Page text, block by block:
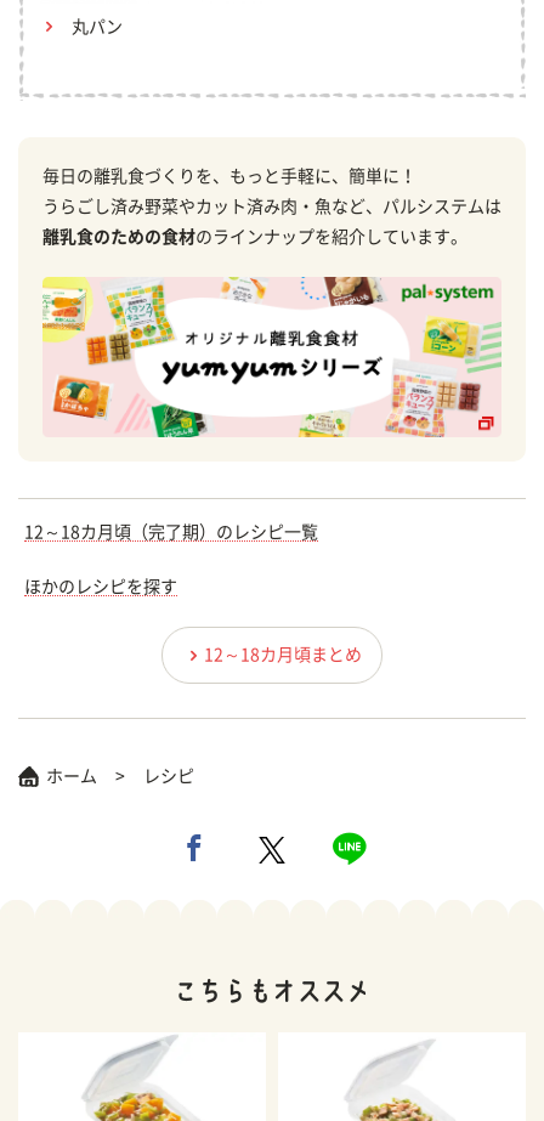
丸パン
毎日の離乳食づくりを、もっと手軽に、簡単に！
うらごし済み野菜やカット済み肉・魚など、パルシステムは
離乳食のための食材のラインナップを紹介しています。
12～18カ月頃（完了期）のレシピ一覧
ほかのレシピを探す
12～18カ月頃まとめ
ホーム レシピ